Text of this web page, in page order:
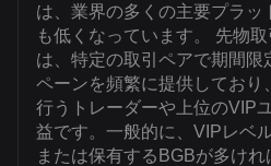
は、業界の多くの主要プラッ
も低くなっています。 先物
は、特定の取引ペアで期間限
ペーンを頻繁に提供しており
行うトレーダーや上位のVIP
益です。一般的に、VIPレベ
または保有するBGBが多け